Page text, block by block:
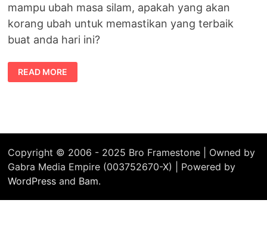
mampu ubah masa silam, apakah yang akan
korang ubah untuk memastikan yang terbaik
buat anda hari ini?
BILA
BRO
BERTANYA
UBAH
MAMPU
KE
MASA
SILAM
READ MORE
Copyright © 2006 - 2025 Bro Framestone | Owned by
Gabra Media Empire (003752670-X) | Powered by
WordPress and Bam.